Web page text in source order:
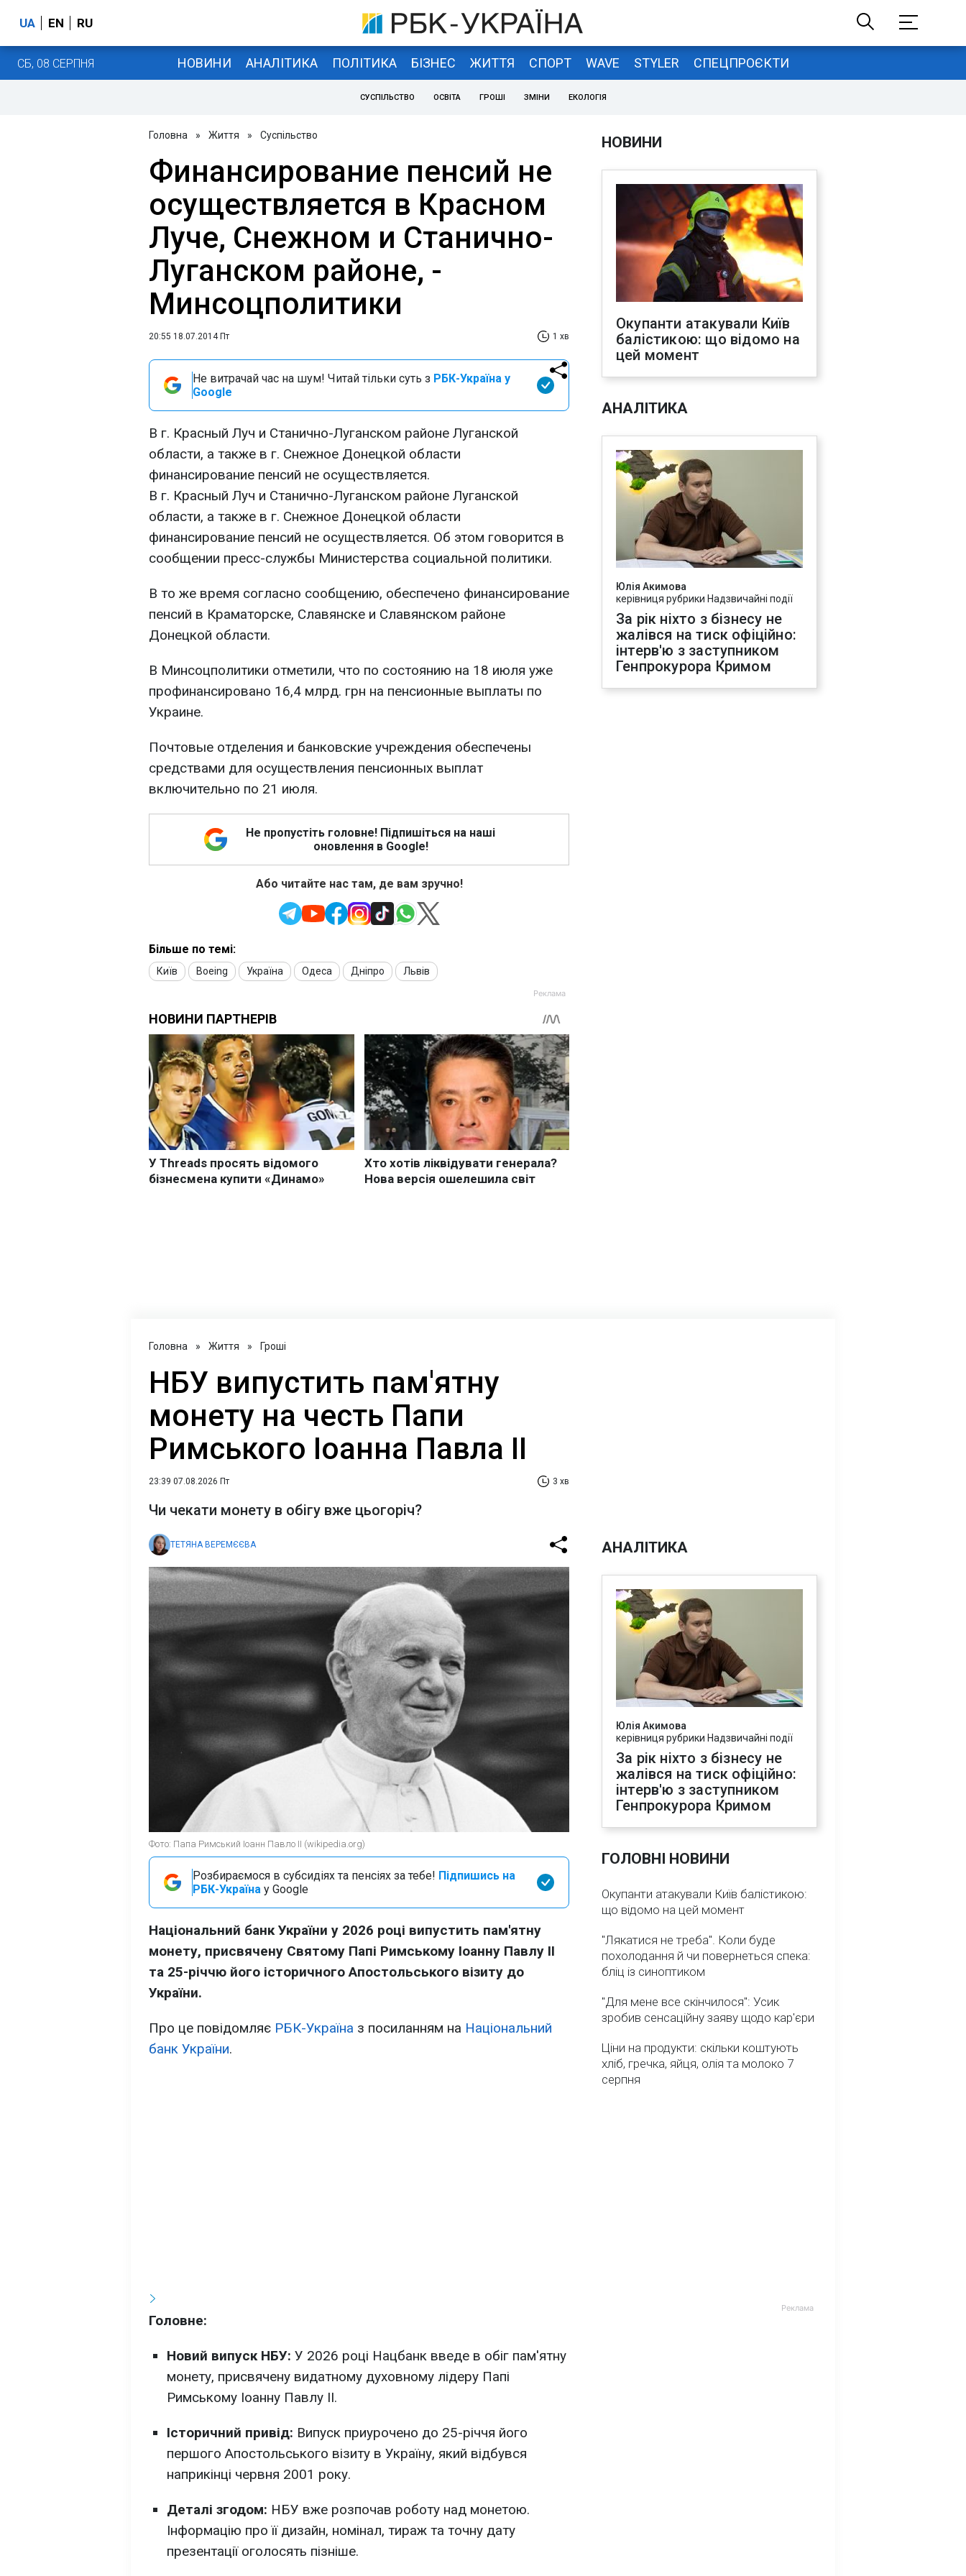
UA EN RU
СБ, 08 СЕРПНЯ НОВИНИ АНАЛІТИКА ПОЛІТИКА БІЗНЕС ЖИТТЯ СПОРТ WAVE STYLER СПЕЦПРОЄКТИ
СУСПІЛЬСТВО ОСВІТА ГРОШІ ЗМІНИ ЕКОЛОГІЯ
Головна » Життя » Суспільство
Финансирование пенсий не
осуществляется в Красном
Луче, Снежном и Станично-
Луганском районе, -
Минсоцполитики
20:55 18.07.2014 Пт 1 хв
Не витрачай час на шум! Читай тільки суть з РБК-Україна у
Google
В г. Красный Луч и Станично-Луганском районе Луганской
области, а также в г. Снежное Донецкой области
финансирование пенсий не осуществляется.
В г. Красный Луч и Станично-Луганском районе Луганской
области, а также в г. Снежное Донецкой области
финансирование пенсий не осуществляется. Об этом говорится в
сообщении пресс-службы Министерства социальной политики.
В то же время согласно сообщению, обеспечено финансирование
пенсий в Краматорске, Славянске и Славянском районе
Донецкой области.
В Минсоцполитики отметили, что по состоянию на 18 июля уже
профинансировано 16,4 млрд. грн на пенсионные выплаты по
Украине.
Почтовые отделения и банковские учреждения обеспечены
средствами для осуществления пенсионных выплат
включительно по 21 июля.
Не пропустіть головне! Підпишіться на наші
оновлення в Google!
Або читайте нас там, де вам зручно!
Більше по темі:
Київ Boeing Україна Одеса Дніпро Львів
НОВИНИ
Окупанти атакували Київ
балістикою: що відомо на
цей момент
АНАЛІТИКА
Юлія Акимова
керівниця рубрики Надзвичайні події
За рік ніхто з бізнесу не
жалівся на тиск офіційно:
інтерв'ю з заступником
Генпрокурора Кримом
Головна » Життя » Гроші
НБУ випустить пам'ятну
монету на честь Папи
Римського Іоанна Павла II
23:39 07.08.2026 Пт 3 хв
Чи чекати монету в обігу вже цьогоріч?
ТЕТЯНА ВЕРЕМЄЄВА
Фото: Папа Римський Іоанн Павло II (wikipedia.org)
Розбираємося в субсидіях та пенсіях за тебе! Підпишись на
РБК-Україна у Google
Національний банк України у 2026 році випустить пам'ятну
монету, присвячену Святому Папі Римському Іоанну Павлу II
та 25-річчю його історичного Апостольського візиту до
України.
Про це повідомляє РБК-Україна з посиланням на Національний
банк України.
Головне:
Новий випуск НБУ: У 2026 році Нацбанк введе в обіг пам'ятну
монету, присвячену видатному духовному лідеру Папі
Римському Іоанну Павлу II.
Історичний привід: Випуск приурочено до 25-річчя його
першого Апостольського візиту в Україну, який відбувся
наприкінці червня 2001 року.
Деталі згодом: НБУ вже розпочав роботу над монетою.
Інформацію про її дизайн, номінал, тираж та точну дату
презентації оголосять пізніше.
АНАЛІТИКА
Юлія Акимова
керівниця рубрики Надзвичайні події
За рік ніхто з бізнесу не
жалівся на тиск офіційно:
інтерв'ю з заступником
Генпрокурора Кримом
ГОЛОВНІ НОВИНИ
Окупанти атакували Київ балістикою:
що відомо на цей момент
"Лякатися не треба". Коли буде
похолодання й чи повернеться спека:
бліц із синоптиком
"Для мене все скінчилося": Усик
зробив сенсаційну заяву щодо кар'єри
Ціни на продукти: скільки коштують
хліб, гречка, яйця, олія та молоко 7
серпня